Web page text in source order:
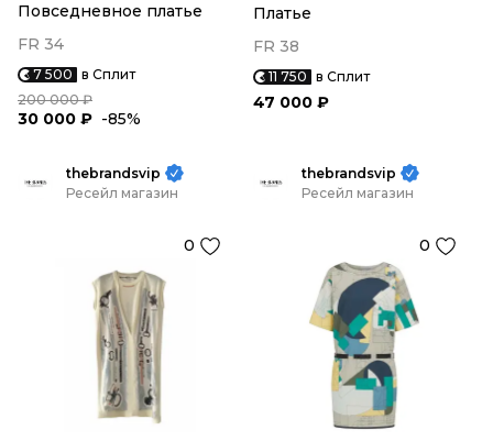
Повседневное платье
FR 34
7 500 в Сплит
200 000 ₽
30 000 ₽ -85%
Платье
FR 38
11 750 в Сплит
47 000 ₽
thebrandsvip
Ресейл магазин
0
thebrandsvip
Ресейл магазин
0